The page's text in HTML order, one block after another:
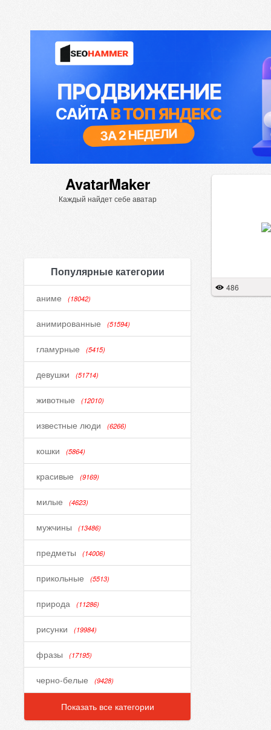
AvatarMaker
Каждый найдет себе аватар
Популярные категории
аниме (18042)
анимированные (51594)
гламурные (5415)
девушки (51714)
животные (12010)
известные люди (6266)
кошки (5864)
красивые (9169)
милые (4623)
мужчины (13486)
предметы (14006)
прикольные (5513)
природа (11286)
рисунки (19984)
фразы (17195)
черно-белые (9428)
Показать все категории
486